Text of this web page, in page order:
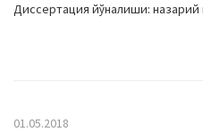
Диссертация йўналиши: назарий
01.05.2018